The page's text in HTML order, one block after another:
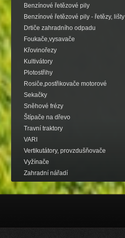
Benzínové řetězové pily
Benzínové řetězové pily - řetězy, lišty
Drtiče zahradního odpadu
Foukače,vysavače
Křovinořezy
Kultivátory
Plotostřihy
Rosiče,postřikovače motorové
Sekačky
Sněhové frézy
Štípače na dřevo
Travní traktory
VARI
Vertikutátory, provzdušňovače
Vyžínače
Zahradní nářadí